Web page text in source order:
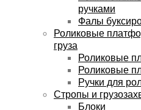
ручками
Фалы
Роликовые
груза
Роликовые
Роликовые
Ручки для
Стропы и
Блоки